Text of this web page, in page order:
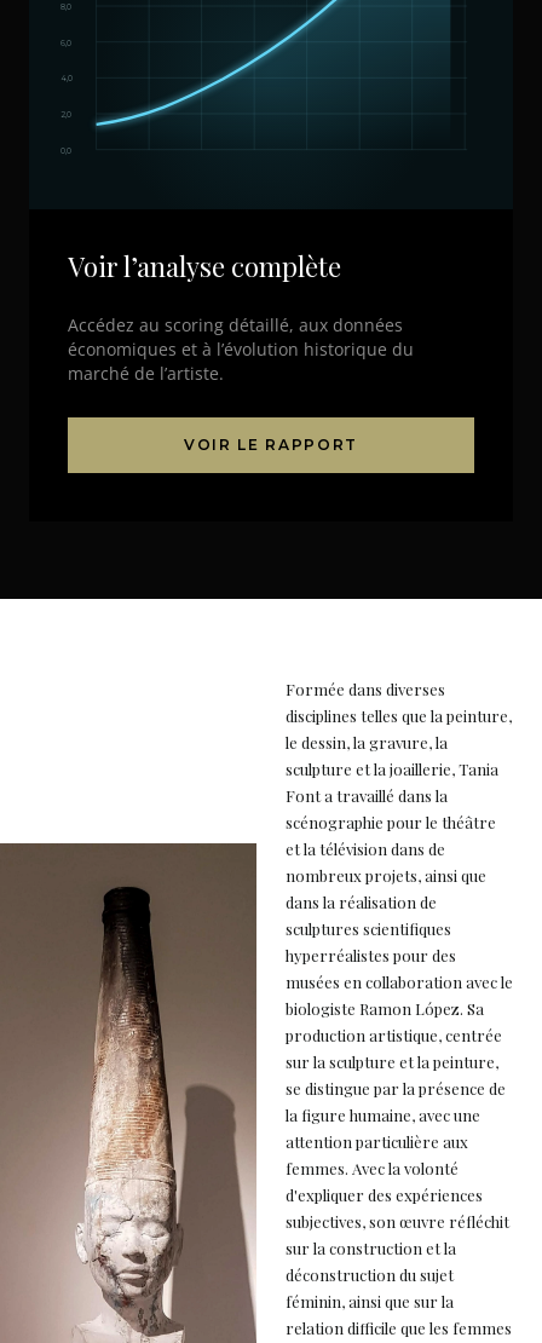
0,0
2,0
4,0
6,0
8,0
Voir l’analyse complète
Accédez au scoring détaillé, aux données
économiques et à l’évolution historique du
marché de l’artiste.
VOIR LE RAPPORT
Formée dans diverses
disciplines telles que la peinture,
le dessin, la gravure, la
sculpture et la joaillerie, Tania
Font a travaillé dans la
scénographie pour le théâtre
et la télévision dans de
nombreux projets, ainsi que
dans la réalisation de
sculptures scientifiques
hyperréalistes pour des
musées en collaboration avec le
biologiste Ramon López. Sa
production artistique, centrée
sur la sculpture et la peinture,
se distingue par la présence de
la figure humaine, avec une
attention particulière aux
femmes. Avec la volonté
d'expliquer des expériences
subjectives, son œuvre réfléchit
sur la construction et la
déconstruction du sujet
féminin, ainsi que sur la
relation difficile que les femmes